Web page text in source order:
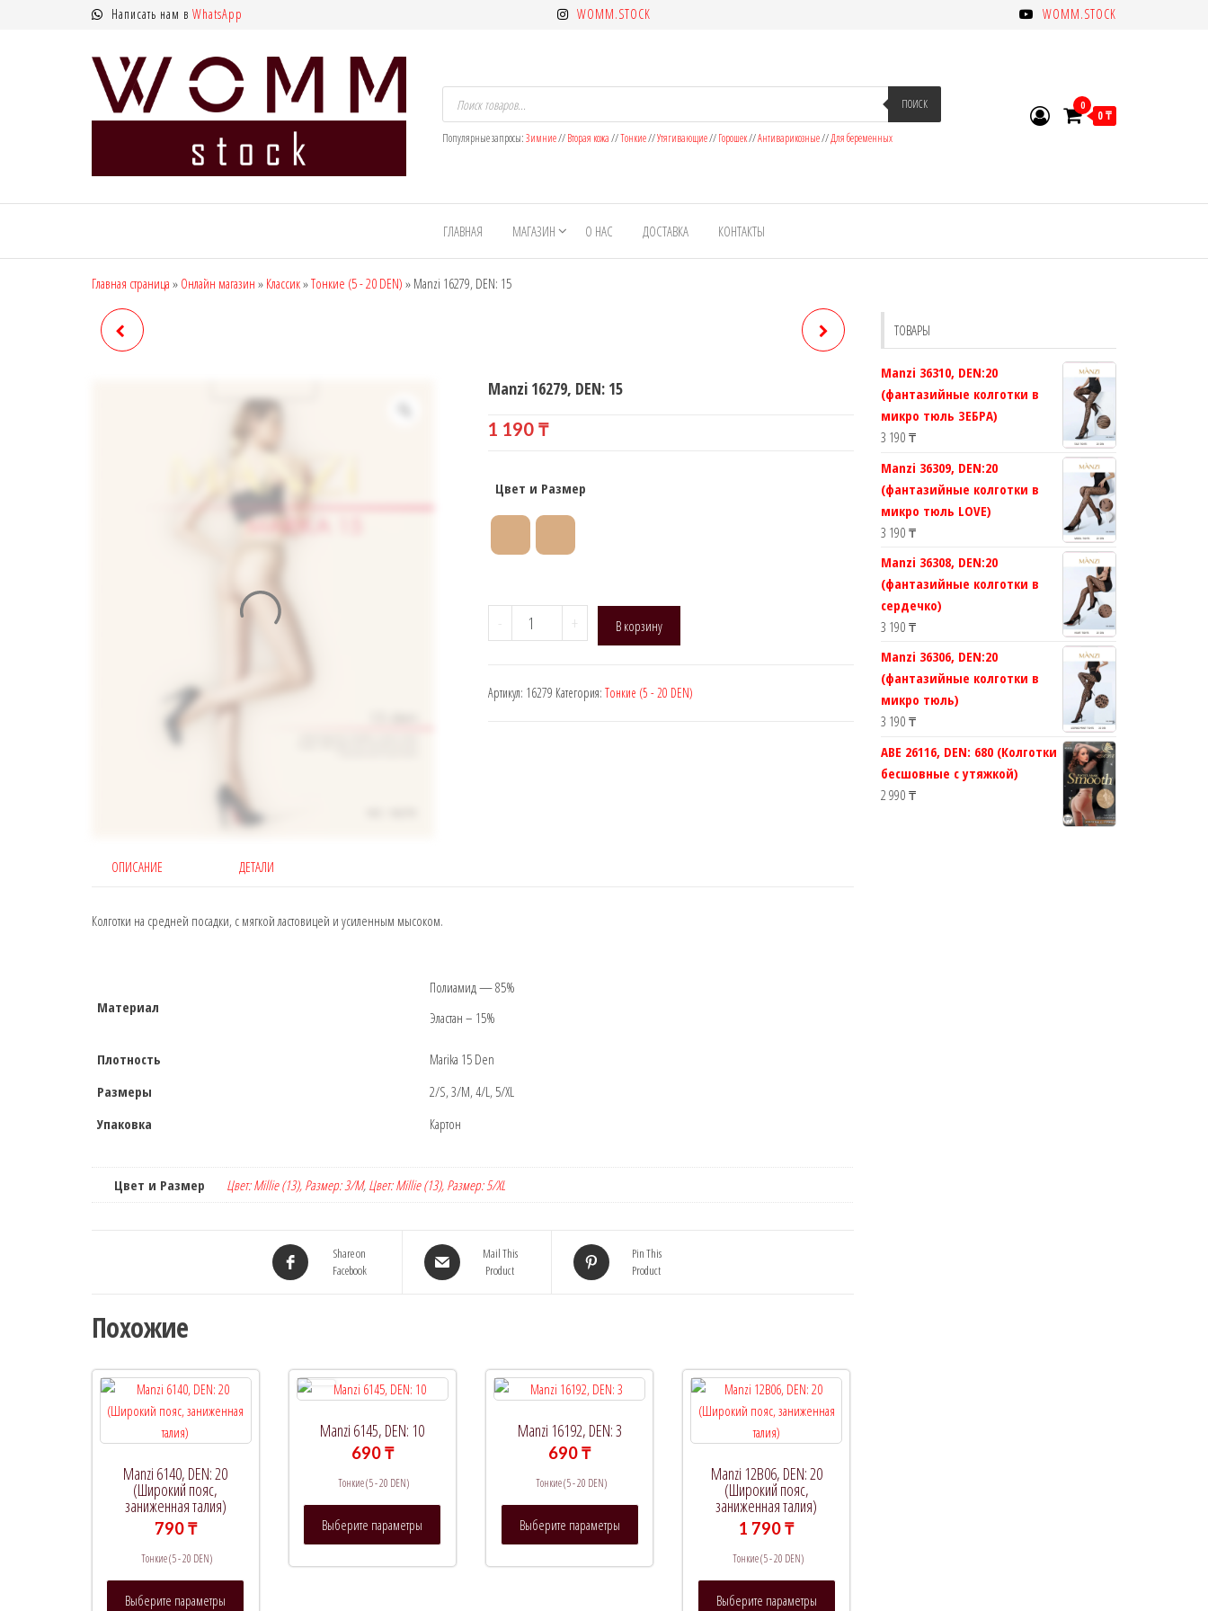
Написать нам в WhatsApp WOMM.STOCK WOMM.STOCK
магазин
колготок
MANZI, Naja
лосины
Поиск
товаров ПОИСК
Популярные запросы:Зимние//Вторая кожа//Тонкие//Утягивающие//Горошек//Антиварикозные//Для беременных
0
0 ₸
ГЛАВНАЯ МАГАЗИН О НАС ДОСТАВКА КОНТАКТЫ
Главная страница » Онлайн магазин » Классик»Тонкие (5 - 20 DEN) » Manzi 16279, DEN: 15
Manzi 16279, DEN: 15
1 190 ₸
Цвет и Размер
-
Количество
товара
DEN:
+ В корзину
Артикул: 16279 Категория: Тонкие (5 - 20 DEN)
ОПИСАНИЕ ДЕТАЛИ
Колготки на средней посадки, с мягкой ластовицей и усиленным мысоком.
Материал
Полиамид — 85%
Эластан – 15%
Плотность
Marika 15 Den
Размеры
2/S, 3/M, 4/L, 5/XL
Упаковка
Картон
Цвет и Размер Цвет: Millie (13), Размер: 3/M, Цвет: Millie (13), Размер: 5/XL
Share on
Facebook
Mail This
Product
Pin This
Product
Похожие
Manzi 6140, DEN: 20
(Широкий пояс,
заниженная талия)
790₸
Тонкие (5 - 20 DEN)
Выберите параметры
Manzi 6145, DEN: 10
690₸
Тонкие (5 - 20 DEN)
Выберите параметры
Manzi 16192, DEN: 3
690₸
Тонкие (5 - 20 DEN)
Выберите параметры
Этот
Manzi 12B06, DEN: 20
(Широкий пояс,
заниженная талия)
1 790₸
Тонкие (5 - 20 DEN)
Выберите параметры
Этот
ТОВАРЫ
Manzi 36310, DEN:20
(фантазийные колготки в
микро тюль ЗЕБРА)
3 190 ₸
Manzi 36309, DEN:20
(фантазийные колготки в
микро тюль LOVE)
3 190 ₸
Manzi 36308, DEN:20
(фантазийные колготки в
сердечко)
3 190 ₸
Manzi 36306, DEN:20
(фантазийные колготки в
микро тюль)
3 190 ₸
ABE 26116, DEN: 680 (Колготки
бесшовные с утяжкой)
2 990 ₸